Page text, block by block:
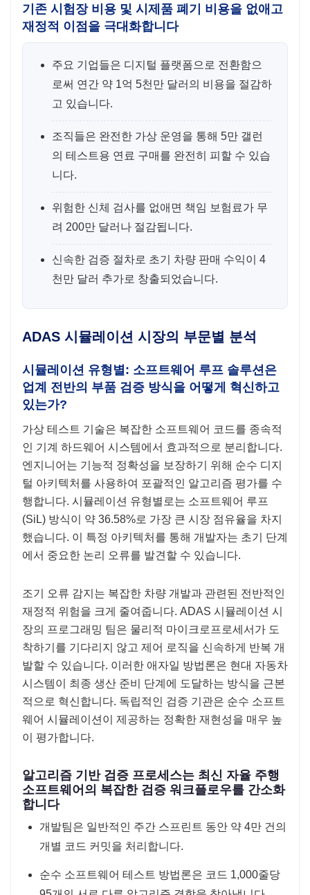
기존 시험장 비용 및 시제품 폐기 비용을 없애고
재정적 이점을 극대화합니다
주요 기업들은 디지털 플랫폼으로 전환함으
로써 연간 약 1억 5천만 달러의 비용을 절감하
고 있습니다.
조직들은 완전한 가상 운영을 통해 5만 갤런
의 테스트용 연료 구매를 완전히 피할 수 있습
니다.
위험한 신체 검사를 없애면 책임 보험료가 무
려 200만 달러나 절감됩니다.
신속한 검증 절차로 초기 차량 판매 수익이 4
천만 달러 추가로 창출되었습니다.
ADAS 시뮬레이션 시장의 부문별 분석
시뮬레이션 유형별: 소프트웨어 루프 솔루션은
업계 전반의 부품 검증 방식을 어떻게 혁신하고
있는가?
가상 테스트 기술은 복잡한 소프트웨어 코드를 종속적
인 기계 하드웨어 시스템에서 효과적으로 분리합니다.
엔지니어는 기능적 정확성을 보장하기 위해 순수 디지
털 아키텍처를 사용하여 포괄적인 알고리즘 평가를 수
행합니다. 시뮬레이션 유형별로는 소프트웨어 루프
(SiL) 방식이 약 36.58%로 가장 큰 시장 점유율을 차지
했습니다. 이 특정 아키텍처를 통해 개발자는 초기 단계
에서 중요한 논리 오류를 발견할 수 있습니다.
조기 오류 감지는 복잡한 차량 개발과 관련된 전반적인
재정적 위험을 크게 줄여줍니다. ADAS 시뮬레이션 시
장의 프로그래밍 팀은 물리적 마이크로프로세서가 도
착하기를 기다리지 않고 제어 로직을 신속하게 반복 개
발할 수 있습니다. 이러한 애자일 방법론은 현대 자동차
시스템이 최종 생산 준비 단계에 도달하는 방식을 근본
적으로 혁신합니다. 독립적인 검증 기관은 순수 소프트
웨어 시뮬레이션이 제공하는 정확한 재현성을 매우 높
이 평가합니다.
알고리즘 기반 검증 프로세스는 최신 자율 주행
소프트웨어의 복잡한 검증 워크플로우를 간소화
합니다
개발팀은 일반적인 주간 스프린트 동안 약 4만 건의
개별 코드 커밋을 처리합니다.
순수 소프트웨어 테스트 방법론은 코드 1,000줄당